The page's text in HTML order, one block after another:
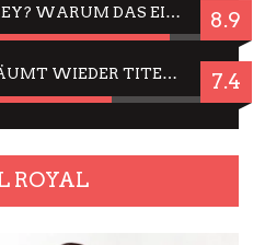
CÉSAR FÜR JIM CARREY? WARUM DAS EINER DER NERVIGSTEN ACTORS IST UND BLEIBT 8.9
JING JING: IN-THAI RÄUMT WIEDER TITEL AB – EIN ZWEI-STUNDEN-ERLEBNISBERICHT 7.4
ROYAL